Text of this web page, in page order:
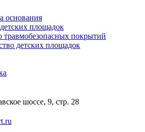
основания
площадок
травмобезопасных покрытий
детских площадок
шоссе, 9, стр. 28